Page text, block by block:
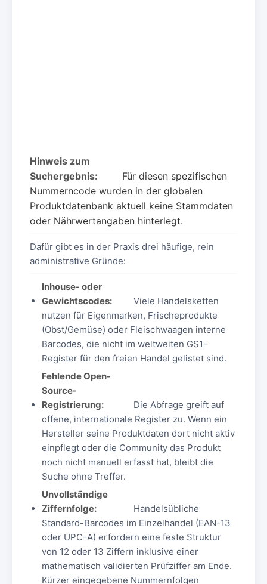
Hinweis zum
Suchergebnis:
Für diesen spezifischen
Nummerncode wurden in der globalen
Produktdatenbank aktuell keine Stammdaten
oder Nährwertangaben hinterlegt.
Dafür gibt es in der Praxis drei häufige, rein
administrative Gründe:
Inhouse- oder
Gewichtscodes:
Viele Handelsketten
nutzen für Eigenmarken, Frischeprodukte
(Obst/Gemüse) oder Fleischwaagen interne
Barcodes, die nicht im weltweiten GS1-
Register für den freien Handel gelistet sind.
Fehlende Open-
Source-
Registrierung:
Die Abfrage greift auf
offene, internationale Register zu. Wenn ein
Hersteller seine Produktdaten dort nicht aktiv
einpflegt oder die Community das Produkt
noch nicht manuell erfasst hat, bleibt die
Suche ohne Treffer.
Unvollständige
Ziffernfolge:
Handelsübliche
Standard-Barcodes im Einzelhandel (EAN-13
oder UPC-A) erfordern eine feste Struktur
von 12 oder 13 Ziffern inklusive einer
mathematisch validierten Prüfziffer am Ende.
Kürzer eingegebene Nummernfolgen